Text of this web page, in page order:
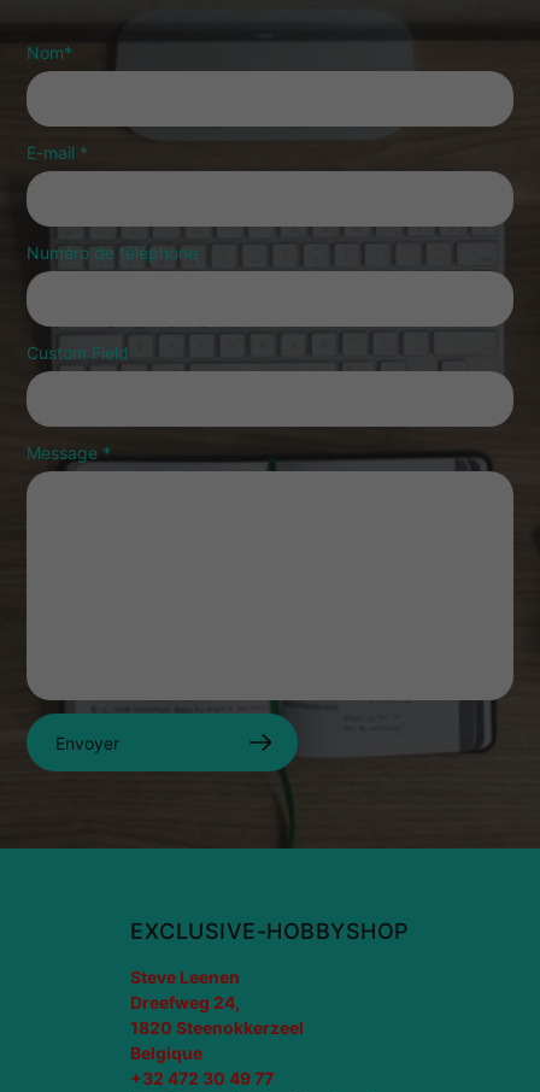
Nom*
E-mail *
Numéro de téléphone
Custom Field
Message *
Envoyer
EXCLUSIVE-HOBBYSHOP
Steve Leenen
Dreefweg 24,
1820 Steenokkerzeel
Belgique
+32 472 30 49 77